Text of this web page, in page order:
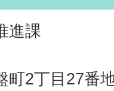
進課
町2丁目27番